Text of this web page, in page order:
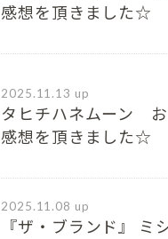
感想を頂きました☆
2025.11.13 up
タヒチハネムーン
感想を頂きました☆
2025.11.08 up
『ザ・ブランド』 ミ